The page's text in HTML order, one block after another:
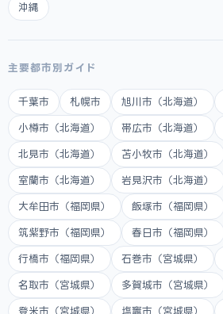
沖縄
主要都市別ガイド
千葉市 札幌市 旭川市（北海道）
小樽市（北海道） 帯広市（北海道）
北見市（北海道） 苫小牧市（北海道）
室蘭市（北海道） 岩見沢市（北海道）
大牟田市（福岡県） 飯塚市（福岡県）
筑紫野市（福岡県） 春日市（福岡県）
行橋市（福岡県） 石巻市（宮城県）
名取市（宮城県） 多賀城市（宮城県）
登米市（宮城県） 塩竈市（宮城県）